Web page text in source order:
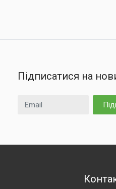
Підписатися на
Email